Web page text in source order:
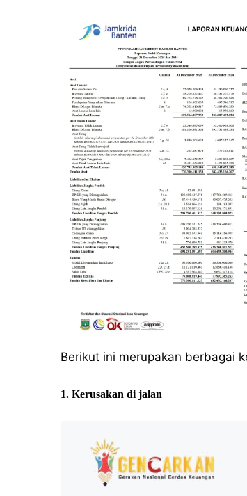
Berikut ini merupakan berbagai
1. Kerusakan di jalan